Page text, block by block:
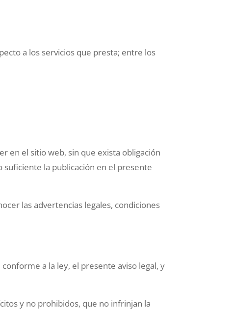
a los servicios que presta; entre los
en el sitio web, sin que exista obligación
la publicación en el presente
las advertencias legales, condiciones
a la ley, el presente aviso legal, y
y no prohibidos, que no infrinjan la